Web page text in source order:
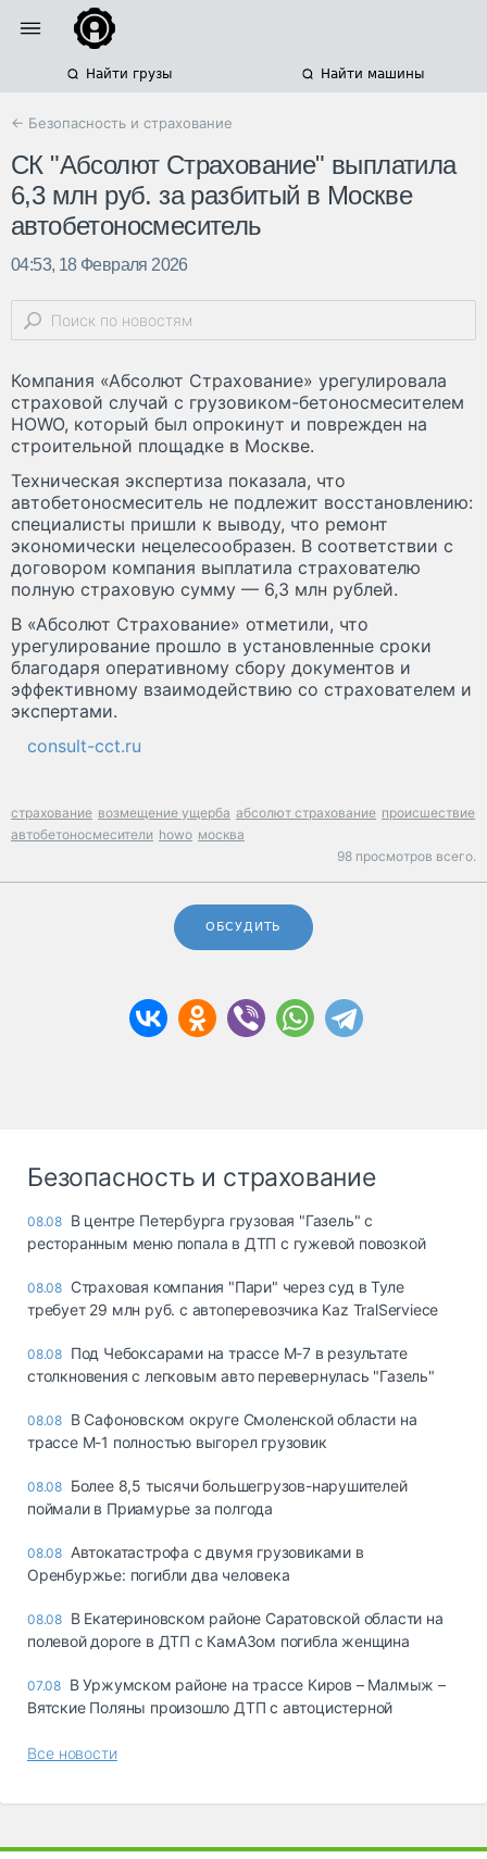
Найти грузы Найти машины
← Безопасность и страхование
СК "Абсолют Страхование" выплатила
6,3 млн руб. за разбитый в Москве
автобетоносмеситель
04:53, 18 Февраля 2026
Компания «Абсолют Страхование» урегулировала
страховой случай с грузовиком-бетоносмесителем
HOWO, который был опрокинут и поврежден на
строительной площадке в Москве.
Техническая экспертиза показала, что
автобетоносмеситель не подлежит восстановлению:
специалисты пришли к выводу, что ремонт
экономически нецелесообразен. В соответствии с
договором компания выплатила страхователю
полную страховую сумму — 6,3 млн рублей.
В «Абсолют Страхование» отметили, что
урегулирование прошло в установленные сроки
благодаря оперативному сбору документов и
эффективному взаимодействию со страхователем и
экспертами.
consult-cct.ru
страхование возмещение ущерба абсолют страхование происшествие
автобетоносмесители howo москва
98 просмотров всего.
ОБСУДИТЬ
Безопасность и страхование
08.08 В центре Петербурга грузовая "Газель" с
ресторанным меню попала в ДТП с гужевой повозкой
08.08 Страховая компания "Пари" через суд в Туле
требует 29 млн руб. с автоперевозчика Kaz TralServiece
08.08 Под Чебоксарами на трассе М-7 в результате
столкновения с легковым авто перевернулась "Газель"
08.08 В Сафоновском округе Смоленской области на
трассе М-1 полностью выгорел грузовик
08.08 Более 8,5 тысячи большегрузов-нарушителей
поймали в Приамурье за полгода
08.08 Автокатастрофа с двумя грузовиками в
Оренбуржье: погибли два человека
08.08 В Екатериновском районе Саратовской области на
полевой дороге в ДТП с КамАЗом погибла женщина
07.08 В Уржумском районе на трассе Киров – Малмыж –
Вятские Поляны произошло ДТП с автоцистерной
Все новости